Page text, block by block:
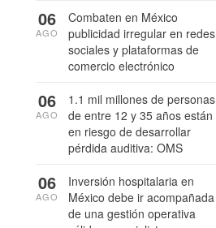
Combaten en México
publicidad irregular en redes
sociales y plataformas de
comercio electrónico
06
AGO
1.1 mil millones de personas
de entre 12 y 35 años están
en riesgo de desarrollar
pérdida auditiva: OMS
06
AGO
Inversión hospitalaria en
México debe ir acompañada
de una gestión operativa
06
AGO